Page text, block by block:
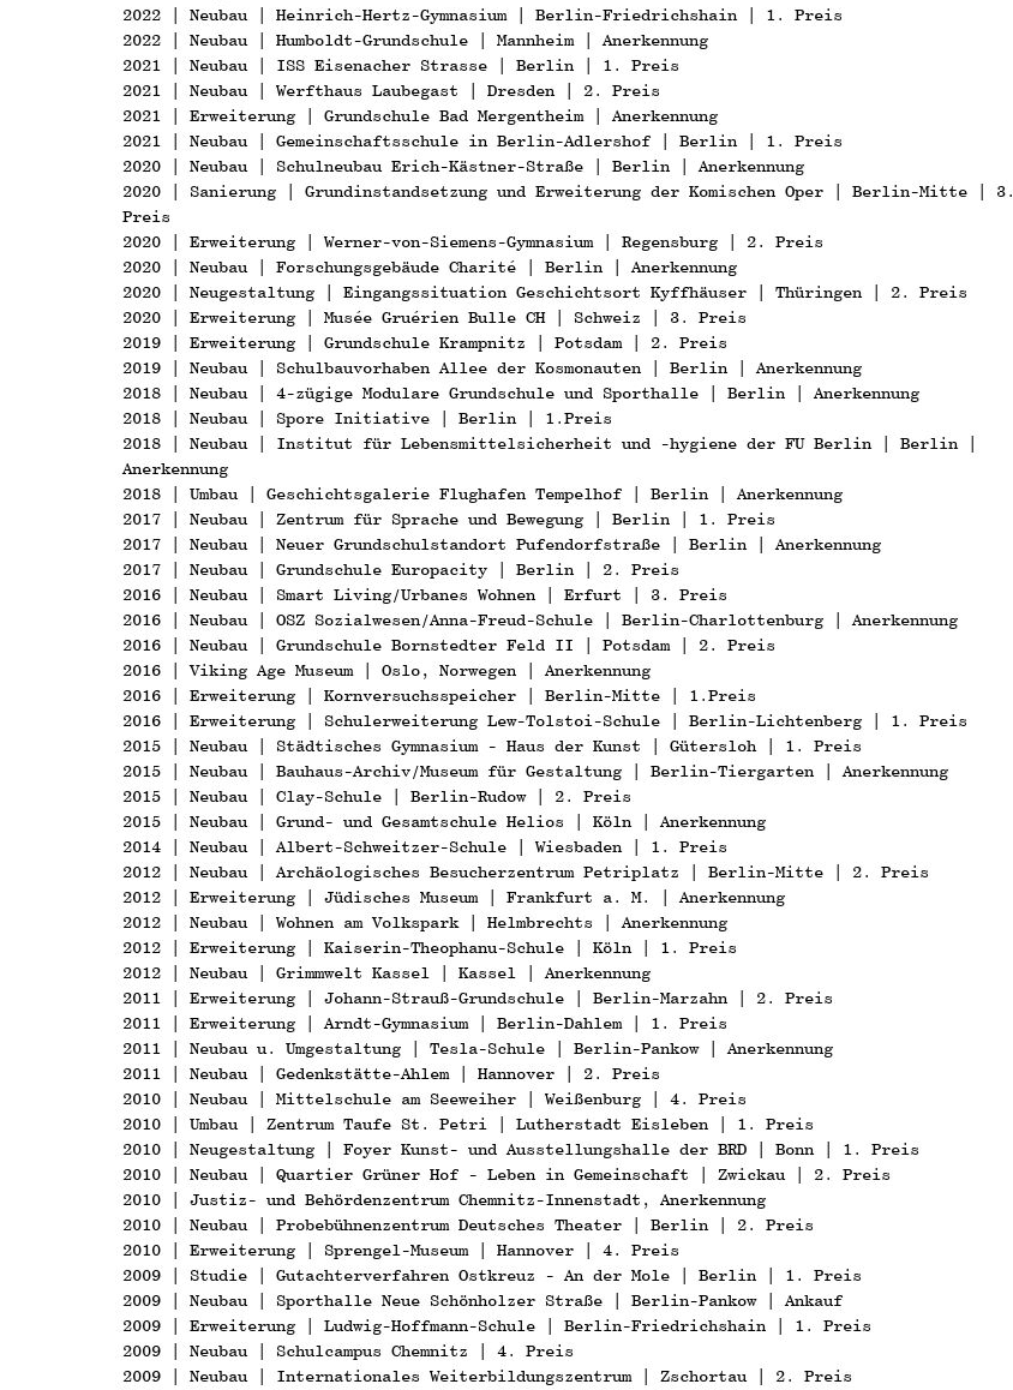
2022 | Neubau | Heinrich-Hertz-Gymnasium | Berlin-Friedrichshain | 1. Preis
2022 | Neubau | Humboldt-Grundschule | Mannheim | Anerkennung
2021 | Neubau | ISS Eisenacher Strasse | Berlin | 1. Preis
2021 | Neubau | Werfthaus Laubegast | Dresden | 2. Preis
2021 | Erweiterung | Grundschule Bad Mergentheim | Anerkennung
2021 | Neubau | Gemeinschaftsschule in Berlin-Adlershof | Berlin | 1. Preis
2020 | Neubau | Schulneubau Erich-Kästner-Straße | Berlin | Anerkennung
2020 | Sanierung | Grundinstandsetzung und Erweiterung der Komischen Oper | Berlin-Mitte | 3.
Preis
2020 | Erweiterung | Werner-von-Siemens-Gymnasium | Regensburg | 2. Preis
2020 | Neubau | Forschungsgebäude Charité | Berlin | Anerkennung
2020 | Neugestaltung | Eingangssituation Geschichtsort Kyffhäuser | Thüringen | 2. Preis
2020 | Erweiterung | Musée Gruérien Bulle CH | Schweiz | 3. Preis
2019 | Erweiterung | Grundschule Krampnitz | Potsdam | 2. Preis
2019 | Neubau | Schulbauvorhaben Allee der Kosmonauten | Berlin | Anerkennung
2018 | Neubau | 4-zügige Modulare Grundschule und Sporthalle | Berlin | Anerkennung
2018 | Neubau | Spore Initiative | Berlin | 1.Preis
2018 | Neubau | Institut für Lebensmittelsicherheit und -hygiene der FU Berlin | Berlin |
Anerkennung
2018 | Umbau | Geschichtsgalerie Flughafen Tempelhof | Berlin | Anerkennung
2017 | Neubau | Zentrum für Sprache und Bewegung | Berlin | 1. Preis
2017 | Neubau | Neuer Grundschulstandort Pufendorfstraße | Berlin | Anerkennung
2017 | Neubau | Grundschule Europacity | Berlin | 2. Preis
2016 | Neubau | Smart Living/Urbanes Wohnen | Erfurt | 3. Preis
2016 | Neubau | OSZ Sozialwesen/Anna-Freud-Schule | Berlin-Charlottenburg | Anerkennung
2016 | Neubau | Grundschule Bornstedter Feld II | Potsdam | 2. Preis
2016 | Viking Age Museum | Oslo, Norwegen | Anerkennung
2016 | Erweiterung | Kornversuchsspeicher | Berlin-Mitte | 1.Preis
2016 | Erweiterung | Schulerweiterung Lew-Tolstoi-Schule | Berlin-Lichtenberg | 1. Preis
2015 | Neubau | Städtisches Gymnasium - Haus der Kunst | Gütersloh | 1. Preis
2015 | Neubau | Bauhaus-Archiv/Museum für Gestaltung | Berlin-Tiergarten | Anerkennung
2015 | Neubau | Clay-Schule | Berlin-Rudow | 2. Preis
2015 | Neubau | Grund- und Gesamtschule Helios | Köln | Anerkennung
2014 | Neubau | Albert-Schweitzer-Schule | Wiesbaden | 1. Preis
2012 | Neubau | Archäologisches Besucherzentrum Petriplatz | Berlin-Mitte | 2. Preis
2012 | Erweiterung | Jüdisches Museum | Frankfurt a. M. | Anerkennung
2012 | Neubau | Wohnen am Volkspark | Helmbrechts | Anerkennung
2012 | Erweiterung | Kaiserin-Theophanu-Schule | Köln | 1. Preis
2012 | Neubau | Grimmwelt Kassel | Kassel | Anerkennung
2011 | Erweiterung | Johann-Strauß-Grundschule | Berlin-Marzahn | 2. Preis
2011 | Erweiterung | Arndt-Gymnasium | Berlin-Dahlem | 1. Preis
2011 | Neubau u. Umgestaltung | Tesla-Schule | Berlin-Pankow | Anerkennung
2011 | Neubau | Gedenkstätte-Ahlem | Hannover | 2. Preis
2010 | Neubau | Mittelschule am Seeweiher | Weißenburg | 4. Preis
2010 | Umbau | Zentrum Taufe St. Petri | Lutherstadt Eisleben | 1. Preis
2010 | Neugestaltung | Foyer Kunst- und Ausstellungshalle der BRD | Bonn | 1. Preis
2010 | Neubau | Quartier Grüner Hof - Leben in Gemeinschaft | Zwickau | 2. Preis
2010 | Justiz- und Behördenzentrum Chemnitz-Innenstadt, Anerkennung
2010 | Neubau | Probebühnenzentrum Deutsches Theater | Berlin | 2. Preis
2010 | Erweiterung | Sprengel-Museum | Hannover | 4. Preis
2009 | Studie | Gutachterverfahren Ostkreuz - An der Mole | Berlin | 1. Preis
2009 | Neubau | Sporthalle Neue Schönholzer Straße | Berlin-Pankow | Ankauf
2009 | Erweiterung | Ludwig-Hoffmann-Schule | Berlin-Friedrichshain | 1. Preis
2009 | Neubau | Schulcampus Chemnitz | 4. Preis
2009 | Neubau | Internationales Weiterbildungszentrum | Zschortau | 2. Preis